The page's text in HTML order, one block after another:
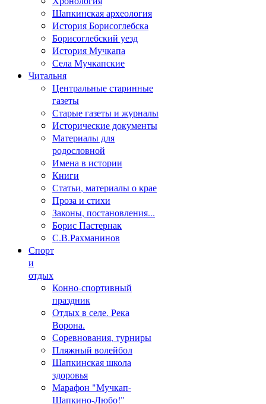
Шапкинская археология
История Борисоглебска
Борисоглебский уезд
История Мучкапа
Села Мучкапские
Читальня
Центральные старинные
газеты
Старые газеты и журналы
Исторические документы
Материалы для
родословной
Имена в истории
Книги
Статьи, материалы о крае
Проза и стихи
Законы, постановления...
Борис Пастернак
С.В.Рахманинов
Спорт
и
отдых
Конно-спортивный
праздник
Отдых в селе. Река
Ворона.
Соревнования, турниры
Пляжный волейбол
Шапкинская школа
здоровья
Марафон "Мучкап-
Шапкино-Любо!"